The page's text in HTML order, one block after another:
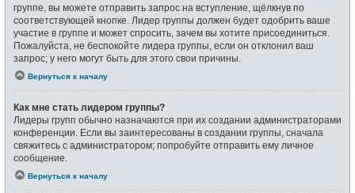
группе, вы можете отправить запрос на вступление, щёлкнув по
соответствующей кнопке. Лидер группы должен будет одобрить ваше
участие в группе и может спросить, зачем вы хотите присоединиться.
Пожалуйста, не беспокойте лидера группы, если он отклонил ваш
запрос; у него могут быть для этого свои причины.
Вернуться к началу
Как мне стать лидером группы?
Лидеры групп обычно назначаются при их создании администраторами
конференции. Если вы заинтересованы в создании группы, сначала
свяжитесь с администратором; попробуйте отправить ему личное
сообщение.
Вернуться к началу